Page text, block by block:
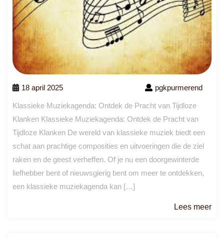
18 april 2025 pgkpurmerend
Klassieke Muziekagenda: Ontdek de Pracht van Tijdloze
Klanken Klassieke Muziekagenda: Ontdek de Pracht van
Tijdloze Klanken De wereld van klassieke muziek biedt een
schat aan prachtige composities en uitvoeringen die de ziel
raken en de geest verheffen. Of je nu een doorgewinterde
liefhebber bent of nieuwsgierig bent om meer te ontdekken,
een klassieke muziekagenda kan […]
Lees meer